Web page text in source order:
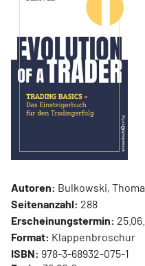
Autoren: Bulkowski,
Seitenanzahl: 288
Erscheinungstermin:
Format: Klappenbroschur
ISBN: 978-3-68932-075-1